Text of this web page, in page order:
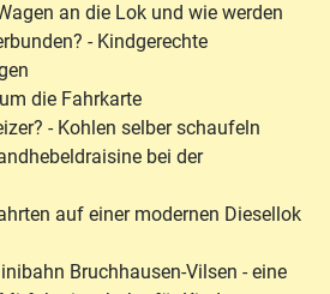
an die Lok und wie werden
- Kindgerechte
die Fahrkarte
- Kohlen selber schaufeln
bei der
auf einer modernen Diesellok
Bruchhausen-Vilsen - eine